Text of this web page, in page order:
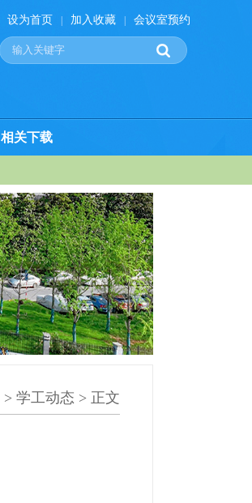
设为首页 加入收藏 会议室预约
相关下载
> 学工动态 > 正文